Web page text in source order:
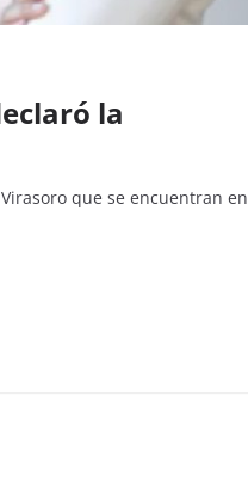
la
que se encuentran en